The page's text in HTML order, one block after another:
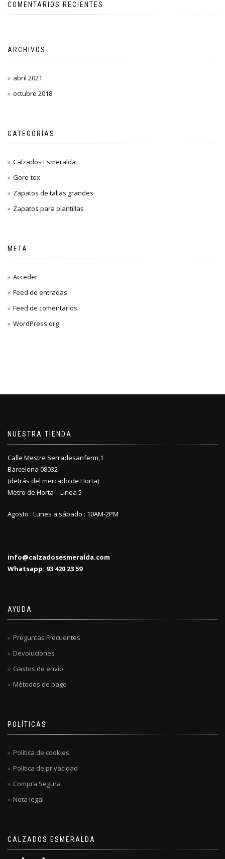
COMENTARIOS RECIENTES
ARCHIVOS
abril 2021
octubre 2018
CATEGORÍAS
Calzados Esmeralda
Gore-tex
Zapatos de tallas grandes
Zapatos para plantillas
META
Acceder
Feed de entradas
Feed de comentarios
WordPress.org
NUESTRA TIENDA
Calle Mestre Serradesanferm,1
Barcelona 08032
(detrás del mercado de Horta)
Metro de Horta – Linea 5
Agosto : Lunes a sábado : 10AM-2PM
info@calzadosesmeralda.com
Whatsapp: 93 420 23 59
AYUDA
Preguntas Frecuentes
Devoluciones
Gastos de envío
Métodos de pago
POLÍTICAS
Política de cookies
Política de privacidad
Compra Segura
Nota legal
CALZADOS ESMERALDA